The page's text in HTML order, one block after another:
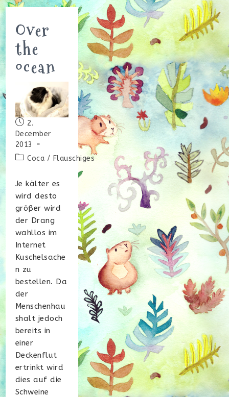
Side
Over
the
ocean
Beitrag
veröffentlicht:
2.
December
2013
Beitrags-
Coca / Flauschiges
Je kälter es
wird desto
größer wird
der Drang
wahllos im
Internet
Kuschelsache
n zu
bestellen. Da
der
Menschenhau
shalt jedoch
bereits in
einer
Deckenflut
ertrinkt wird
dies auf die
Schweine